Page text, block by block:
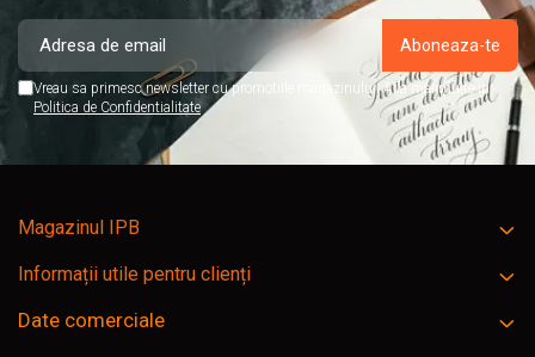
Vreau sa primesc newsletter cu promotiile magazinului. Afla mai multe in
Politica de Confidentialitate
Magazinul IPB
Informații utile pentru clienți
Date comerciale